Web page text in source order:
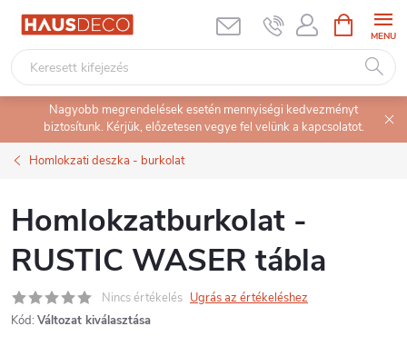
Ugrás
tartalomhoz
KOSÁR
Nagyobb megrendelések esetén mennyiségi kedvezményt
biztosítunk. Kérjük, előzetesen vegye fel velünk a kapcsolatot.
Homlokzati deszka - burkolat
Homlokzatburkolat -
RUSTIC WASER tábla
Nincs értékelés Ugrás az értékeléshez
Kód: Változat kiválasztása